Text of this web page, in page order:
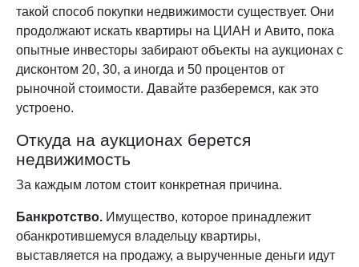
такой способ покупки недвижимости существует. Они
продолжают искать квартиры на ЦИАН и Авито, пока
опытные инвесторы забирают объекты на аукционах с
дисконтом 20, 30, а иногда и 50 процентов от
рыночной стоимости. Давайте разберемся, как это
устроено.
Откуда на аукционах берется
недвижимость
За каждым лотом стоит конкретная причина.
Банкротство. Имущество, которое принадлежит
обанкротившемуся владельцу квартиры,
выставляется на продажу, а вырученные деньги идут